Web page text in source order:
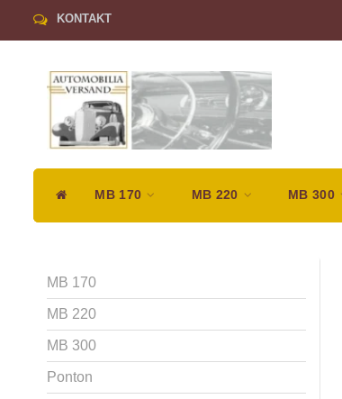
KONTAKT
MB 170 MB 220 MB 300
MB 170
MB 220
MB 300
Ponton